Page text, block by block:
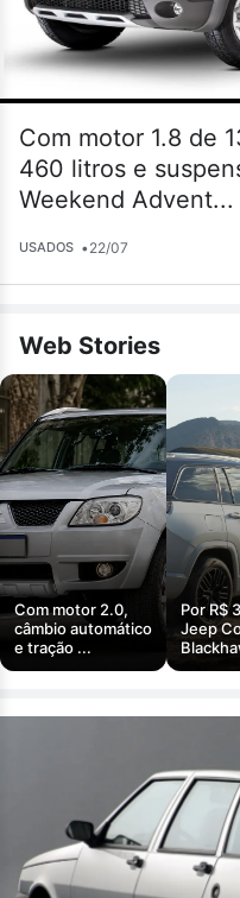
Com motor 1.8 de
460 litros e
Weekend Advent...
USADOS •22/07
Web Stories
Com motor 2.0,
câmbio automático
e tração ...
Por R$
Jeep